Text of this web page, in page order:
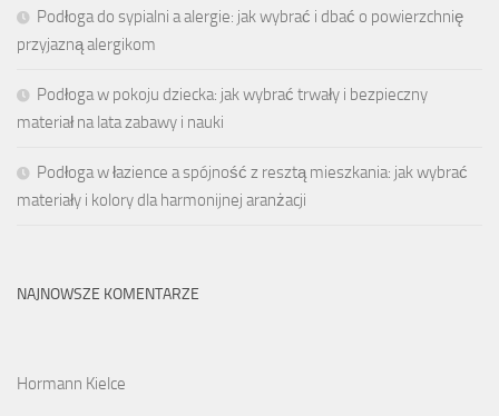
Podłoga do sypialni a alergie: jak wybrać i dbać o powierzchnię
przyjazną alergikom
Podłoga w pokoju dziecka: jak wybrać trwały i bezpieczny
materiał na lata zabawy i nauki
Podłoga w łazience a spójność z resztą mieszkania: jak wybrać
materiały i kolory dla harmonijnej aranżacji
NAJNOWSZE KOMENTARZE
Hormann Kielce